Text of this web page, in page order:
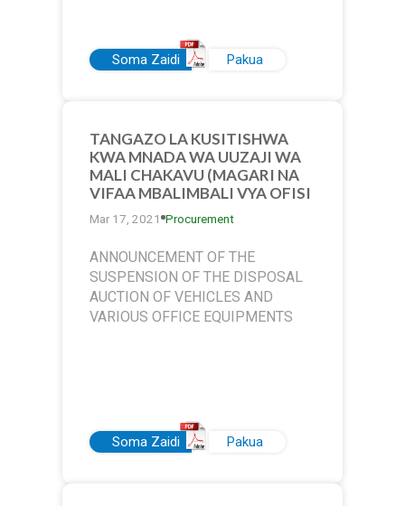
Soma Zaidi Pakua
TANGAZO LA KUSITISHWA
KWA MNADA WA UUZAJI WA
MALI CHAKAVU (MAGARI NA
VIFAA MBALIMBALI VYA OFISI
Mar 17, 2021 Procurement
ANNOUNCEMENT OF THE
SUSPENSION OF THE DISPOSAL
AUCTION OF VEHICLES AND
VARIOUS OFFICE EQUIPMENTS
Soma Zaidi Pakua